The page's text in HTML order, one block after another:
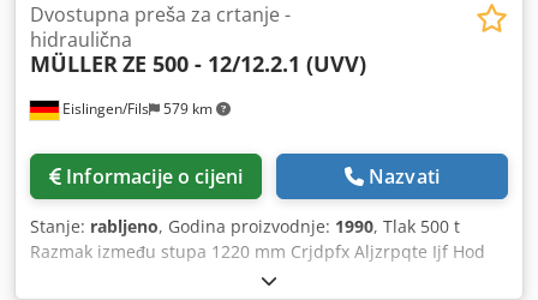
Eislingen/Fils 579 km
Dvostupna preša za crtanje -
hidraulična
MÜLLERZE 500 - 12/12.2.1 (UVV)
Informacije o cijeni Nazvati
Stanje: rabljeno, Godina proizvodnje: 1990, Tlak 500 t
Razmak između stupa 1220 mm Crjdpfx Aljzrpqte Ijf Hod
600 mm Udaljenost stol/stisna glava, maksimalni hod gore,